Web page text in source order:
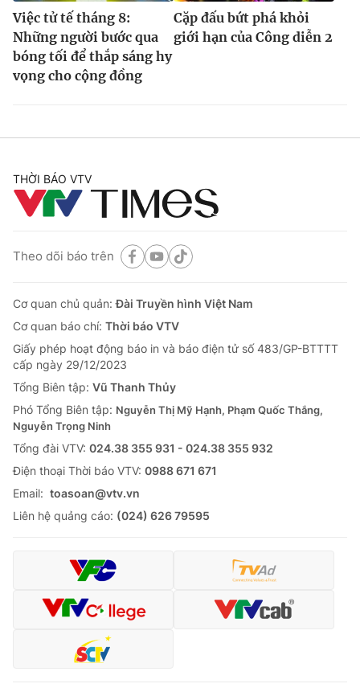
Việc tử tế tháng 8:
Những người bước qua
bóng tối để thắp sáng hy
vọng cho cộng đồng
Cặp đấu bứt phá khỏi
giới hạn của Công diễn 2
THỜI BÁO VTV
Theo dõi báo trên
Cơ quan chủ quản:Đài Truyền hình Việt Nam
Cơ quan báo chí: Thời báo VTV
Giấy phép hoạt động báo in và báo điện tử số 483/GP-BTTTT
cấp ngày 29/12/2023
Tổng Biên tập: Vũ Thanh Thủy
Phó Tổng Biên tập: Nguyễn Thị Mỹ Hạnh, Phạm Quốc Thắng,
Nguyễn Trọng Ninh
Tổng đài VTV: 024.38 355 931 - 024.38 355 932
Ðiện thoại Thời báo VTV: 0988 671 671
Email: toasoan@vtv.vn
Liên hệ quảng cáo: (024) 626 79595